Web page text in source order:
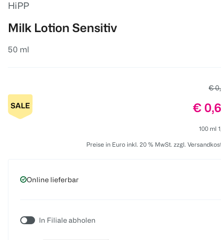
HiPP
Milk Lotion Sensitiv
50 ml
€
€
100 ml
Preise in Euro inkl. 20 % MwSt. zzgl.
Online lieferbar
In Filiale abholen